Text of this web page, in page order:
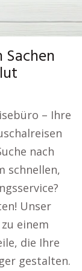
– Ihre
nach
schnellen,
Unser
einem
die Ihre
gestalten.